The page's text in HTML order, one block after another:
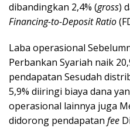
dibandingkan 2,4% (gross)
Financing-to-Deposit Ratio
Laba operasional
Perbankan Syariah naik
pendapatan Sesudah
5,9% diiringi biaya dana
operasional lainnya juga
didorong pendapatan fee